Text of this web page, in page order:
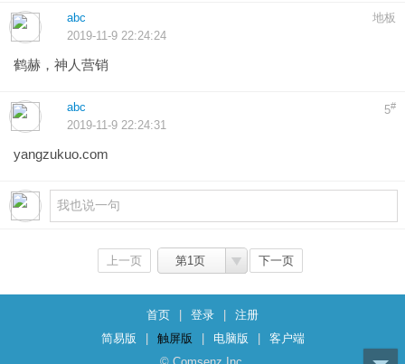
地板
abc
2019-11-9 22:24:24
鹤赫，神人营销
5#
abc
2019-11-9 22:24:31
yangzukuo.com
上一页 第1页 下一页
首页 登录
注册
简易版
触屏版 电脑版
客户端